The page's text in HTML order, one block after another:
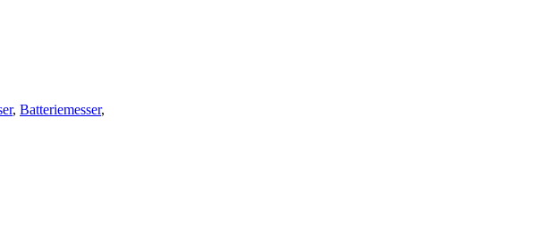
, Batteriemesser,